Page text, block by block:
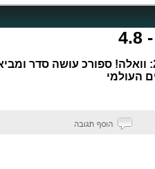
מתכוננים לעונת 2011/12: וואלה! ספורכ
העולמי